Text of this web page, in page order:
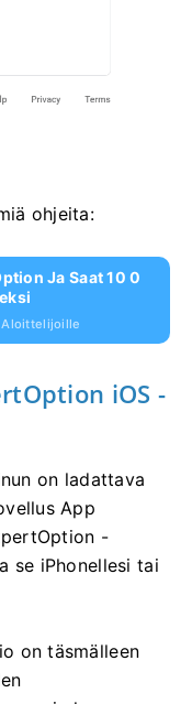
ohjeita:
Ja Saat 10 0
Aloittelijoille
iOS -
on ladattava
App
-
se iPhonellesi tai
on täsmälleen